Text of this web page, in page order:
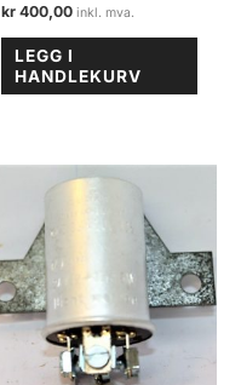
kr 400,00
LEGG I
HANDLEKURV